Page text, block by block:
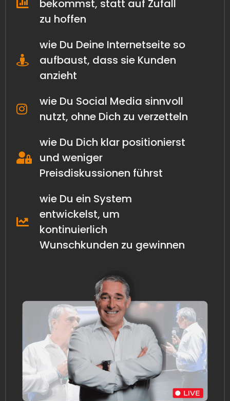
bekommst, statt auf Zufall
zu hoffen
wie Du Deine Internetseite so
aufbaust, dass sie Kunden
anzieht
wie Du Social Media sinnvoll
nutzt, ohne Dich zu verzetteln
wie Du Dich klar positionierst
und weniger
Preisdiskussionen führst
wie Du ein System
entwickelst, um
kontinuierlich
Wunschkunden zu gewinnen